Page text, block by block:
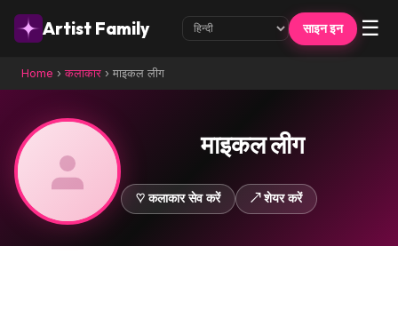
Artist Family साइन इन ☰
Home ›कलाकार › माइकल लीग
माइकल लीग
♡ कलाकार सेव करें ↗ शेयर करें